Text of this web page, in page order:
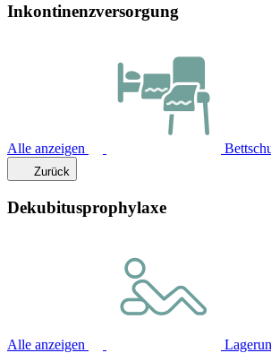
Inkontinenzversorgung
Alle anzeigen
Zurück
Dekubitusprophylaxe
Alle anzeigen